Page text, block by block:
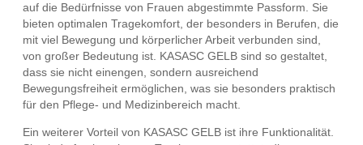
auf die Bedürfnisse von Frauen abgestimmte Passform. Sie
bieten optimalen Tragekomfort, der besonders in Berufen, die
mit viel Bewegung und körperlicher Arbeit verbunden sind,
von großer Bedeutung ist. KASASC GELB sind so gestaltet,
dass sie nicht einengen, sondern ausreichend
Bewegungsfreiheit ermöglichen, was sie besonders praktisch
für den Pflege- und Medizinbereich macht.
Ein weiterer Vorteil von KASASC GELB ist ihre Funktionalität.